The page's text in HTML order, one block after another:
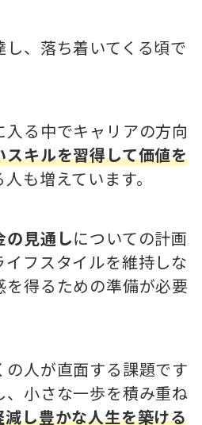
、落ち着いてくる頃で
入る中でキャリアの方向
スキルを習得して価値を
も増えています。
の見通しについての計画
フスタイルを維持しな
得るための準備が必要
の人が直面する課題です
小さな一歩を積み重ね
減し豊かな人生を築ける